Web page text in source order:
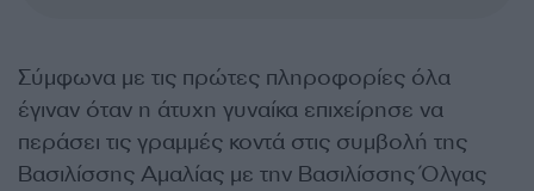
Σύμφωνα με τις πρώτες πληροφορίες όλα
έγιναν όταν η άτυχη γυναίκα επιχείρησε να
περάσει τις γραμμές κοντά στις συμβολή της
Βασιλίσσης Αμαλίας με την Βασιλίσσης Όλγας